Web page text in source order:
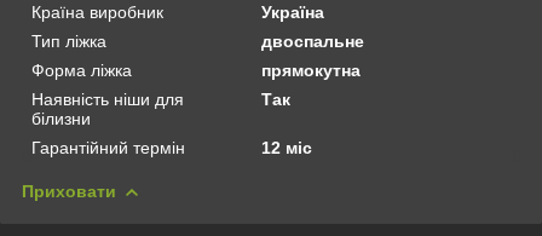
Країна виробник
Україна
Тип ліжка
двоспальне
Форма ліжка
прямокутна
Наявність ніши для
білизни
Так
Гарантійний термін 12 міс
Приховати